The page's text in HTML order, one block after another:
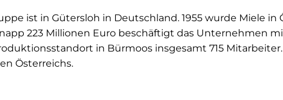
ist in Gütersloh in Deutschland. 1955 wurde Miele
223 Millionen Euro beschäftigt das Unternehmen
in Bürmoos insgesamt 715
Österreichs.